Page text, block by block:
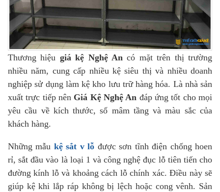
Thương hiệu giá kệ Nghệ An có mặt trên thị trường
nhiều năm, cung cấp nhiều kệ siêu thị và nhiều doanh
nghiệp sử dụng làm kệ kho lưu trữ hàng hóa. Là nhà sản
xuất trực tiếp nên Giá Kệ Nghệ An đáp ứng tốt cho mọi
yêu cầu về kích thước, số mâm tầng và màu sắc của
khách hàng.
Những mẫu kệ sắt v lỗ được sơn tĩnh điện chống hoen
rỉ, sắt đầu vào là loại 1 và công nghệ đục lỗ tiên tiến cho
đường kính lỗ và khoảng cách lỗ chính xác. Điều này sẽ
giúp kệ khi lắp ráp không bị lệch hoặc cong vênh. Sản